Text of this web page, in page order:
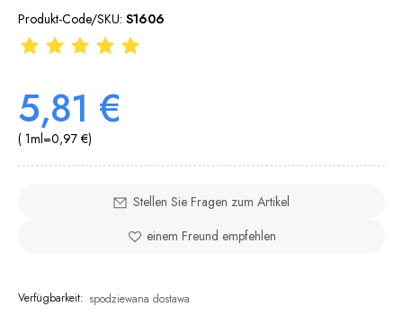
Produkt-Code/SKU: S1606
5,81 €
( 1ml=0,97 €)
Stellen Sie Fragen zum Artikel
einem Freund empfehlen
Verfügbarkeit: spodziewana dostawa